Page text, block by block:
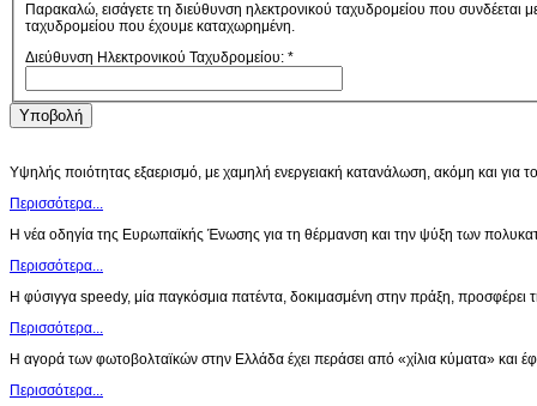
Παρακαλώ, εισάγετε τη διεύθυνση ηλεκτρονικού ταχυδρομείου που
ταχυδρομείου που έχουμε καταχωρημένη.
Διεύθυνση Ηλεκτρονικού Ταχυδρομείου: *
Υποβολή
Υψηλής ποιότητας εξαερισμό, με χαμηλή ενεργειακή κατανάλωση, ακόμη και για
Περισσότερα...
Η νέα οδηγία της Ευρωπαϊκής Ένωσης για τη θέρμανση και την ψύξη των
Περισσότερα...
Η φύσιγγα speedy, μία παγκόσμια πατέντα, δοκιμασμένη στην πράξη, προσφέρει
Περισσότερα...
Η αγορά των φωτοβολταϊκών στην Ελλάδα έχει περάσει από «χίλια κύματα» και
Περισσότερα...